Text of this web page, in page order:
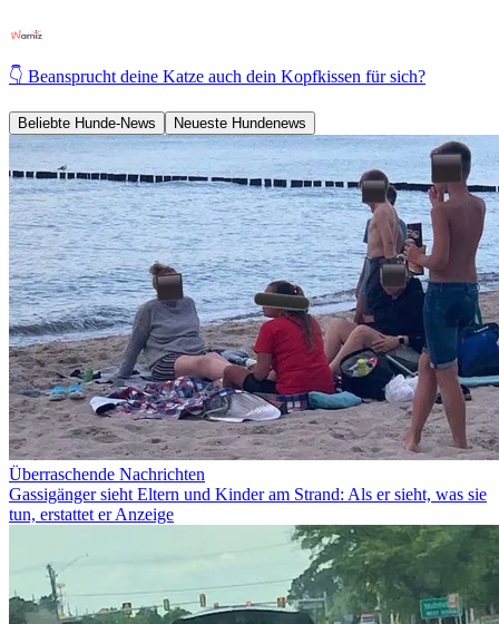
👇 Beansprucht deine Katze auch dein Kopfkissen für sich?
Beliebte Hunde-News Neueste Hundenews
Überraschende Nachrichten
Gassigänger sieht Eltern und Kinder am Strand: Als er sieht, was sie
tun, erstattet er Anzeige